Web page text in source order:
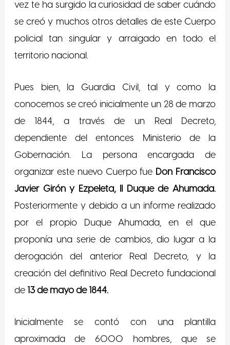
vez te ha surgido la curiosidad de saber cuándo
se creó y muchos otros detalles de este Cuerpo
policial tan singular y arraigado en todo el
territorio nacional.
Pues bien, la Guardia Civil, tal y como la
conocemos se creó inicialmente un 28 de marzo
de 1844, a través de un Real Decreto,
dependiente del entonces Ministerio de la
Gobernación. La persona encargada de
organizar este nuevo Cuerpo fue Don Francisco
Javier Girón y Ezpeleta, II Duque de Ahumada.
Posteriormente y debido a un informe realizado
por el propio Duque Ahumada, en el que
proponía una serie de cambios, dio lugar a la
derogación del anterior Real Decreto, y la
creación del definitivo Real Decreto fundacional
de 13 de mayo de 1844.
Inicialmente se contó con una plantilla
aproximada de 6000 hombres, que se